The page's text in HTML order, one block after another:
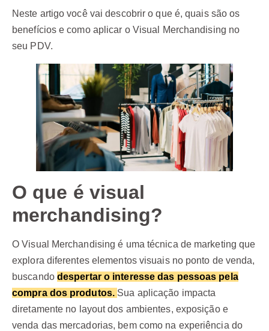
Neste artigo você vai descobrir o que é, quais são os
benefícios e como aplicar o Visual Merchandising no
seu PDV.
O que é visual
merchandising?
O Visual Merchandising é uma técnica de marketing que
explora diferentes elementos visuais no ponto de venda,
buscando despertar o interesse das pessoas pela
compra dos produtos. Sua aplicação impacta
diretamente no layout dos ambientes, exposição e
venda das mercadorias, bem como na experiência do